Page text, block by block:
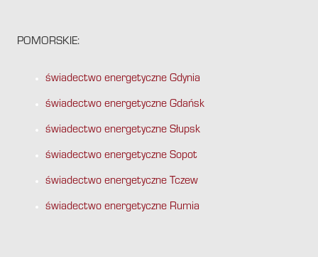
POMORSKIE:
świadectwo energetyczne Gdynia
świadectwo energetyczne Gdańsk
świadectwo energetyczne Słupsk
świadectwo energetyczne Sopot
świadectwo energetyczne Tczew
świadectwo energetyczne Rumia